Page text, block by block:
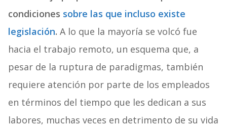
condiciones sobre las que incluso existe
legislación. A lo que la mayoría se volcó fue
hacia el trabajo remoto, un esquema que, a
pesar de la ruptura de paradigmas, también
requiere atención por parte de los empleados
en términos del tiempo que les dedican a sus
labores, muchas veces en detrimento de su vida